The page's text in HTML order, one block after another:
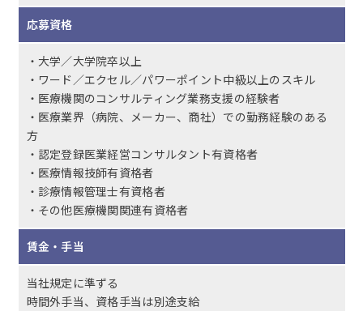
応募資格
・大学／大学院卒以上
・ワード／エクセル／パワーポイント中級以上のスキル
・医療機関のコンサルティング業務支援の経験者
・医療業界（病院、メーカー、商社）での勤務経験のある
方
・認定登録医業経営コンサルタント有資格者
・医療情報技師有資格者
・診療情報管理士有資格者
・その他医療機関関連有資格者
賃金・手当
当社規定に準ずる
時間外手当、資格手当は別途支給